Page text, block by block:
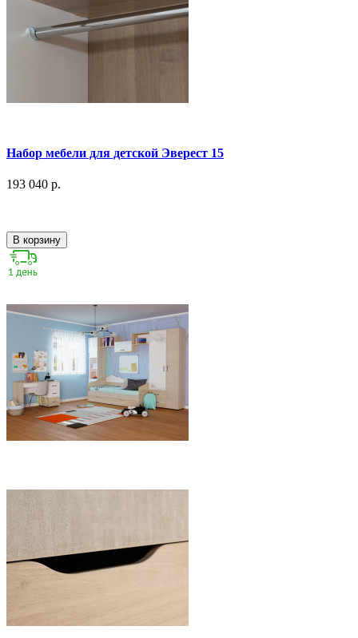
Набор мебели для детской Эверест 15
193 040 р.
В корзину